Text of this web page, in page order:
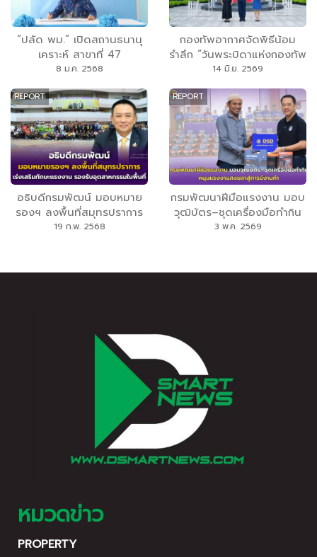
“ปลัด พม.” เปิดสถานธนานุ
เคราะห์ สาขาที่ 47
บางขุนเทียน อย่างเป็น
จำนำเพื่อสังคม ด้วยอัตรา
ดอกเบี้ยต่ำ เริ่มต้นร้อยละ
0.25 ต่อเดือน
8 ม.ค. 2568
กองทัพอากาศจัดพิธีน้อม
รำลึก “วันพระบิดาแห่งกองทัพ
อากาศไทย” ประจำปี 2569
14 มิ.ย. 2569
REPORT
อธิบดีกรมพัฒน์ มอบหมาย
รองฯ ลงพื้นที่สมุทรปราการ
เร่งเสริมทักษะแรงงาน รองรับ
19 ก.พ. 2568
REPORT
กรมพัฒนาฝีมือแรงงาน มอบ
วุฒิบัตร–ชุดเครื่องมือทำกิน
หนุนแรงงานสงขลาสู่การมี
3 พ.ค. 2569
หมวดข่าว
PROPERTY